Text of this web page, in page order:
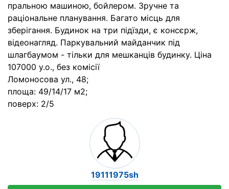
пральною машиною, бойлером. Зручне та
раціональне планування. Багато місць для
зберігання. Будинок на три підїзди, є консєрж,
відеонагляд. Паркувальний майданчик під
шлагбаумом - тільки для мешканців будинку. Ціна
107000 у.о., без комісії
Ломоносова ул., 48;
площа: 49/14/17 м2;
поверх: 2/5
19111975sh